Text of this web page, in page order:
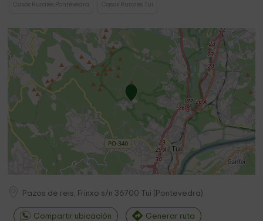
Casas Rurales Pontevedra Casas Rurales Tui
Pazos de reis, Frinxo s/n 36700 Tui ( Pontevedra)
Compartir ubicación Generar ruta